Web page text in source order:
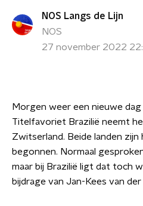
NOS Langs de Lijn
NOS
27 november 2022
Morgen weer een nieuwe
Titelfavoriet Brazilië neemt
Zwitserland. Beide landen
begonnen. Normaal
maar bij Brazilië ligt dat toch
bijdrage van Jan-Kees van der